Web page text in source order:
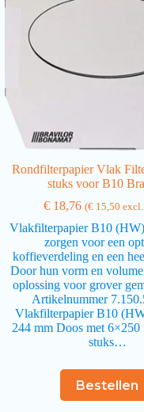
Rondfilterpapier Vlak
stuks voor B10
€18,76 (€15,50
Vlakfilterpapier B10
zorgen voor een
koffieverdeling en een
Door hun vorm en
oplossing voor grover
Artikelnummer
Vlakfilterpapier B10
244 mm Doos met 6×250
stuks…
Bestellen